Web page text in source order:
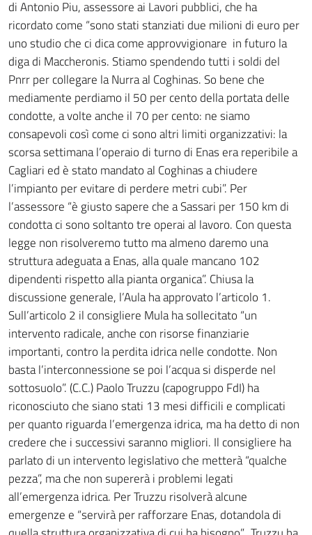
di Antonio Piu, assessore ai Lavori pubblici, che ha
ricordato come “sono stati stanziati due milioni di euro per
uno studio che ci dica come approvvigionare in futuro la
diga di Maccheronis. Stiamo spendendo tutti i soldi del
Pnrr per collegare la Nurra al Coghinas. So bene che
mediamente perdiamo il 50 per cento della portata delle
condotte, a volte anche il 70 per cento: ne siamo
consapevoli così come ci sono altri limiti organizzativi: la
scorsa settimana l’operaio di turno di Enas era reperibile a
Cagliari ed è stato mandato al Coghinas a chiudere
l’impianto per evitare di perdere metri cubi”. Per
l’assessore “è giusto sapere che a Sassari per 150 km di
condotta ci sono soltanto tre operai al lavoro. Con questa
legge non risolveremo tutto ma almeno daremo una
struttura adeguata a Enas, alla quale mancano 102
dipendenti rispetto alla pianta organica”. Chiusa la
discussione generale, l’Aula ha approvato l’articolo 1.
Sull’articolo 2 il consigliere Mula ha sollecitato “un
intervento radicale, anche con risorse finanziarie
importanti, contro la perdita idrica nelle condotte. Non
basta l’interconnessione se poi l’acqua si disperde nel
sottosuolo”. (C.C.) Paolo Truzzu (capogruppo FdI) ha
riconosciuto che siano stati 13 mesi difficili e complicati
per quanto riguarda l’emergenza idrica, ma ha detto di non
credere che i successivi saranno migliori. Il consigliere ha
parlato di un intervento legislativo che metterà “qualche
pezza”, ma che non supererà i problemi legati
all’emergenza idrica. Per Truzzu risolverà alcune
emergenze e “servirà per rafforzare Enas, dotandola di